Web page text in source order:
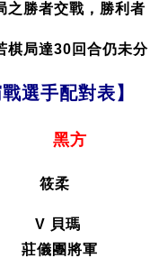
之勝者交戰，勝利者
棋局達30回合仍未分
配對表】
黑方
筱柔
貝瑪
團將軍